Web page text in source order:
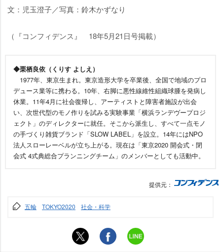
文：児玉澄子／写真：鈴木かずなり
（『コンフィデンス』 18年5月21日号掲載）
◆栗栖良依（くりす よしえ）
1977年、東京生まれ。東京造形大学を卒業後、全国で地域のプロ
デュース業等に携わる。10年、右脚に悪性線維性組織球腫を発病し
休業。11年4月に社会復帰し、アーティストと障害者施設が出会
い、次世代型のモノ作りを試みる実験事業「横浜ランデヴープロジ
ェクト」のディレクターに就任。そこから派生し、すべて一点モノ
の手づくり雑貨ブランド「SLOW LABEL」を設立。14年にはNPO
法人スローレーベルが立ち上がる。現在は「東京2020 開会式・閉
会式 4式典総合プランニングチーム」のメンバーとしても活動中。
提供元：
五輪 TOKYO2020 社会・科学